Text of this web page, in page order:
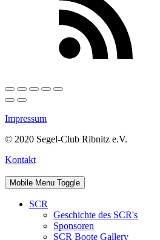
Impressum
© 2020 Segel-Club Ribnitz e.V.
Kontakt
Mobile Menu Toggle
SCR
Geschichte des SCR's
Sponsoren
SCR Boote Gallery